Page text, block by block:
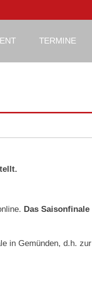
TERMINE
Das Saisonfinale
in Gemünden, d.h. zur